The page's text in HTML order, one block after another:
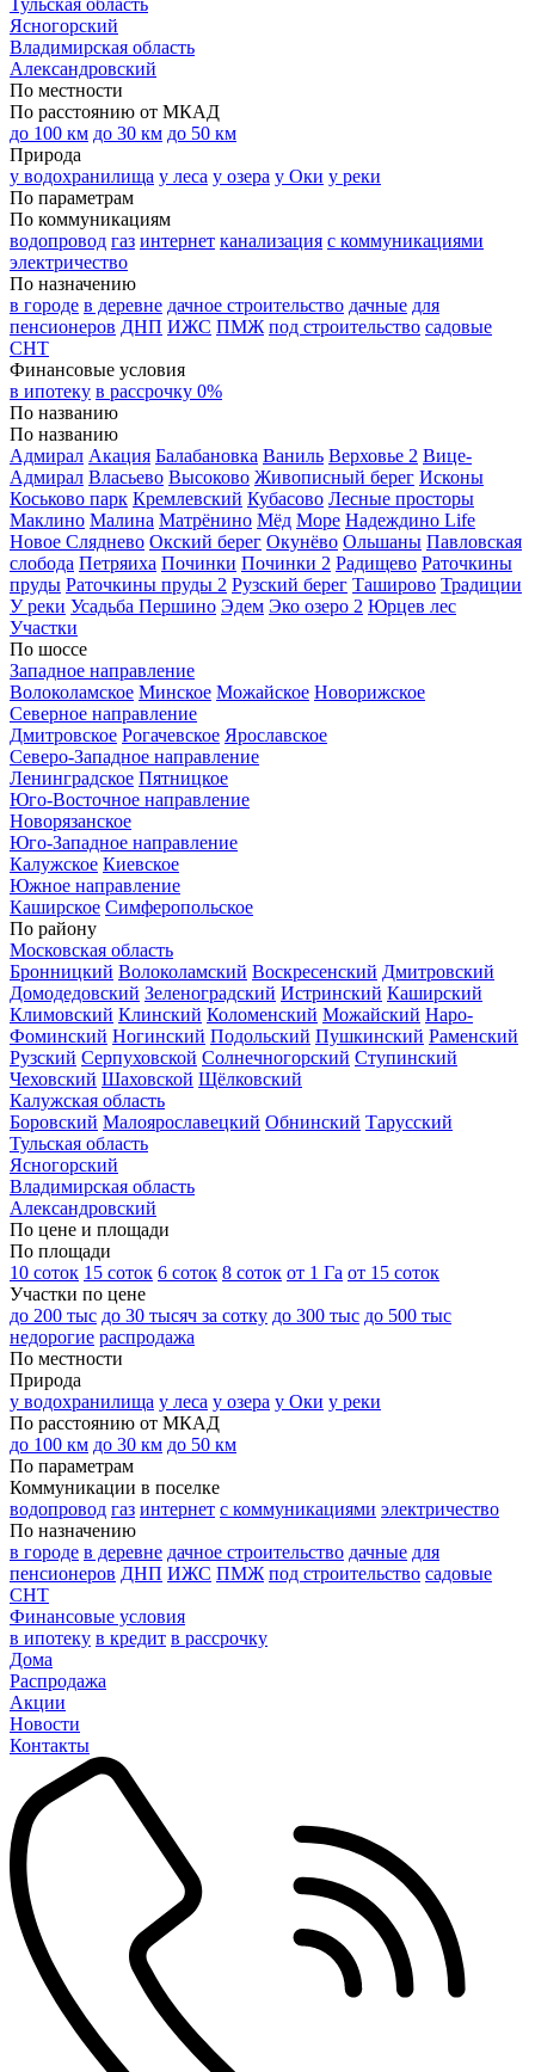
Ясногорский
Владимирская область
Александровский
По местности
По расстоянию от МКАД
до 100 км до 30 км до 50 км
Природа
у водохранилища у леса у озера у Оки у реки
По параметрам
По коммуникациям
водопровод газ интернет канализация с коммуникациями
электричество
По назначению
в городе в деревне дачное строительство дачные для
пенсионеров ДНП ИЖС ПМЖ под строительство садовые
СНТ
Финансовые условия
в ипотеку в рассрочку 0%
По названию
По названию
Адмирал Акация Балабановка Ваниль Верховье 2 Вице-
Адмирал Власьево Высоково Живописный берег Исконы
Коськово парк Кремлевский Кубасово Лесные просторы
Маклино Малина Матрёнино Мёд Море Надеждино Life
Новое Сляднево Окский берег Окунёво Ольшаны Павловская
слобода Петряиха Починки Починки 2 Радищево Раточкины
пруды Раточкины пруды 2 Рузский берег Таширово Традиции
У реки Усадьба Першино Эдем Эко озеро 2 Юрцев лес
Участки
По шоссе
Западное направление
Волоколамское Минское Можайское Новорижское
Северное направление
Дмитровское Рогачевское Ярославское
Северо-Западное направление
Ленинградское Пятницкое
Юго-Восточное направление
Новорязанское
Юго-Западное направление
Калужское Киевское
Южное направление
Каширское Симферопольское
По району
Московская область
Бронницкий Волоколамский Воскресенский Дмитровский
Домодедовский Зеленоградский Истринский Каширский
Климовский Клинский Коломенский Можайский Наро-
Фоминский Ногинский Подольский Пушкинский Раменский
Рузский Серпуховской Солнечногорский Ступинский
Чеховский Шаховской Щёлковский
Калужская область
Боровский Малоярославецкий Обнинский Тарусский
Тульская область
Ясногорский
Владимирская область
Александровский
По цене и площади
По площади
10 соток 15 соток 6 соток 8 соток от 1 Га от 15 соток
Участки по цене
до 200 тыс до 30 тысяч за сотку до 300 тыс до 500 тыс
недорогие распродажа
По местности
Природа
у водохранилища у леса у озера у Оки у реки
По расстоянию от МКАД
до 100 км до 30 км до 50 км
По параметрам
Коммуникации в поселке
водопровод газ интернет с коммуникациями электричество
По назначению
в городе в деревне дачное строительство дачные для
пенсионеров ДНП ИЖС ПМЖ под строительство садовые
СНТ
Финансовые условия
в ипотеку в кредит в рассрочку
Дома
Распродажа
Акции
Новости
Контакты